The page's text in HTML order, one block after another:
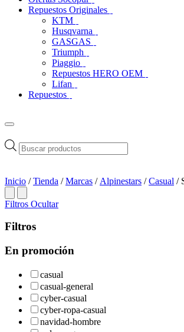
Repuestos Originales
KTM
Husqvarna
GASGAS
Triumph
Piaggio
Repuestos HERO OEM
Lifan
Repuestos
Búsqueda
de
Inicio /Tienda /Marcas / Alpinestars /Casual /
Filtros Ocultar
Filtros
En promoción
casual
casual-general
cyber-casual
cyber-ropa-casual
navidad-hombre